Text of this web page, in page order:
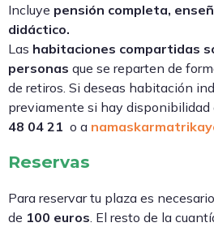
Incluye pensión completa,
didáctico.
Las habitaciones compartidas
personas que se reparten de
de retiros. Si deseas habitación
previamente si hay disponibilidad
48 04 21 o a
Reservas
Para reservar tu plaza es
de 100 euros . El resto de la